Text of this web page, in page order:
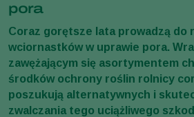
pora
Coraz gorętsze lata prowadzą do
wciornastków w uprawie pora.
zawężającym się asortymentem
środków ochrony roślin rolnicy
poszukują alternatywnych i
zwalczania tego uciążliwego